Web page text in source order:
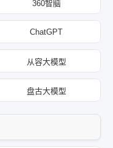
360智脑
ChatGPT
从容大模型
盘古大模型